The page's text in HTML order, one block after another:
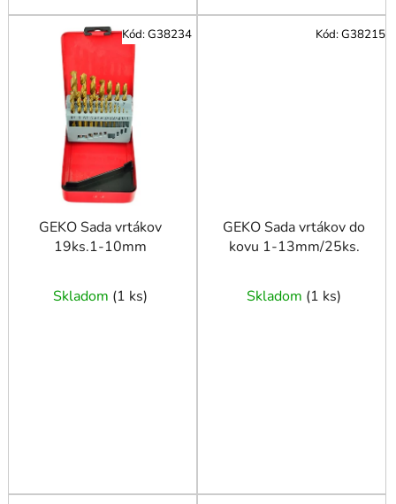
GEKO Sada vrtákov
19ks.1-10mm
Skladom (1 ks)
Kód:G38234
GEKO Sada vrtákov do
kovu 1-13mm/25ks.
Skladom (1 ks)
Kód:G38215